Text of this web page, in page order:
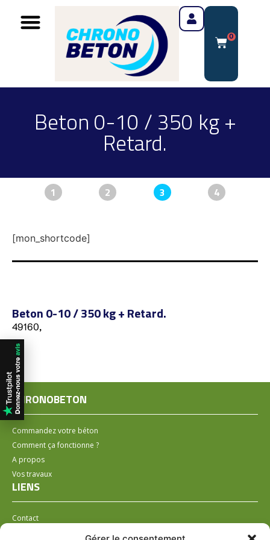
0
Beton 0-10 / 350 kg +
Retard.
1 2 3 4
[mon_shortcode]
Beton 0-10 / 350 kg + Retard.
49160,
CHRONOBETON
Commandez votre béton
Comment ça fonctionne ?
A propos
Vos travaux
LIENS
Contact